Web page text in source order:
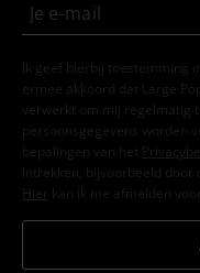
Ik geef hierbij toestemming
ermee akkoord dat Large
verwerkt om mij regelmatig
persoonsgegevens worden
bepalingen van het
intrekken, bijvoorbeeld door
Hier kan ik me afmelden